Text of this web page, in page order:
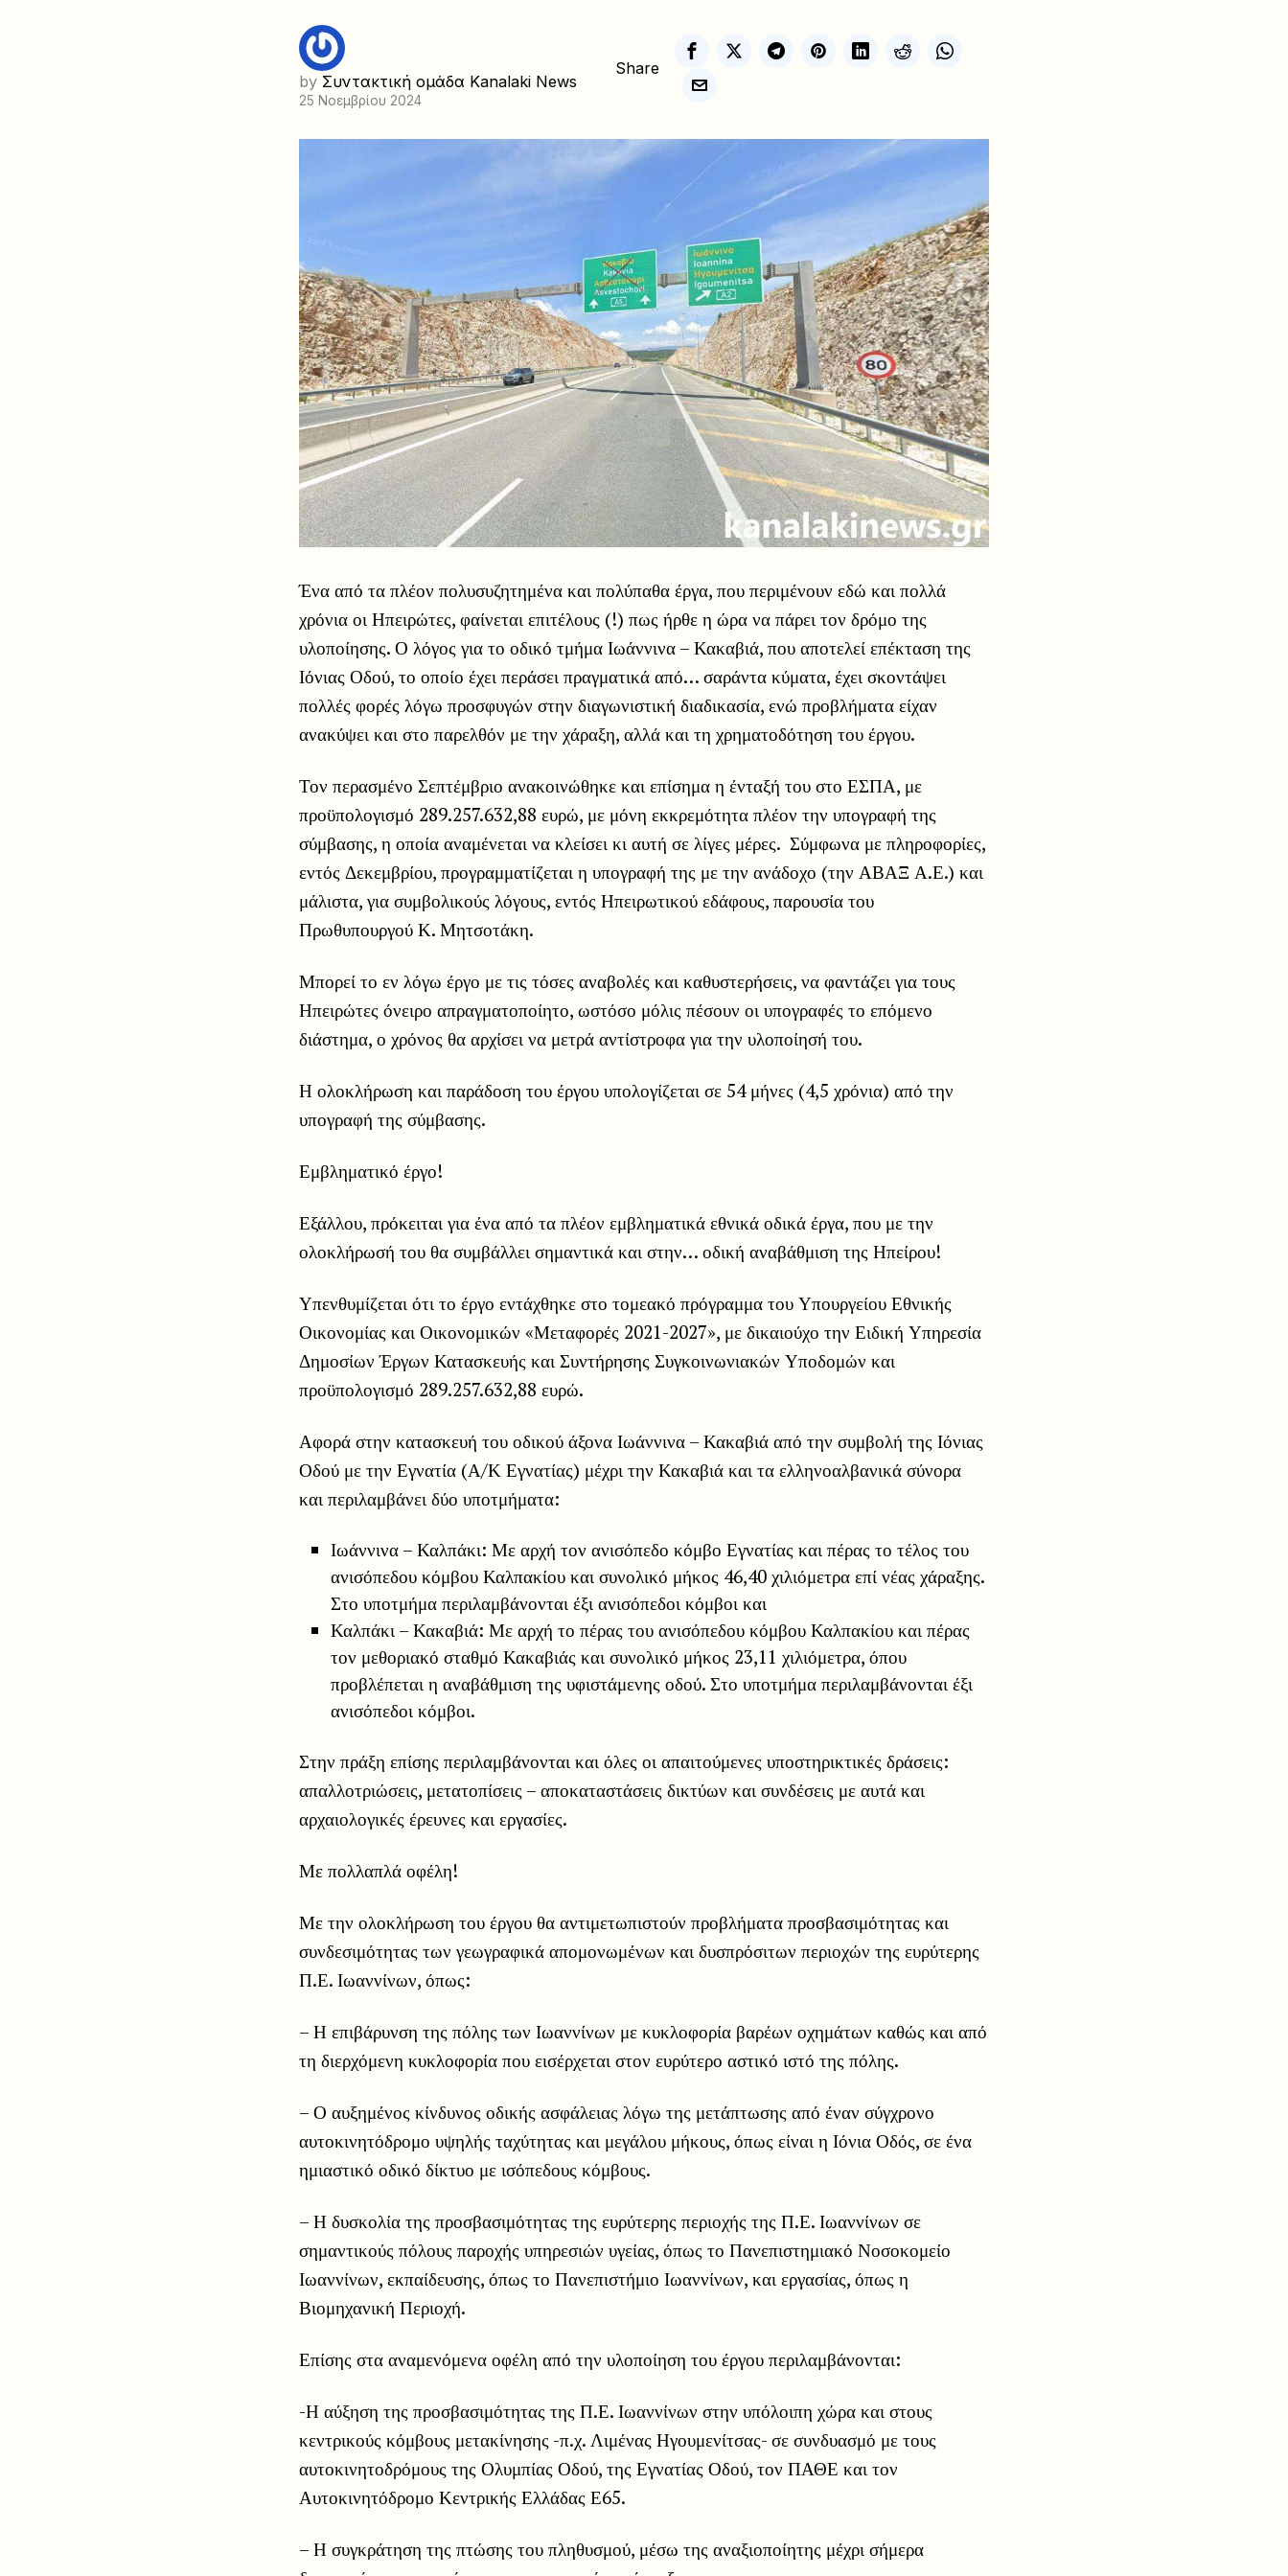
by Συντακτική ομάδα Kanalaki News
25 Νοεμβρίου 2024
Share
Ένα από τα πλέον πολυσυζητημένα και πολύπαθα έργα, που περιμένουν εδώ και πολλά
χρόνια οι Ηπειρώτες, φαίνεται επιτέλους (!) πως ήρθε η ώρα να πάρει τον δρόμο της
υλοποίησης. Ο λόγος για το οδικό τμήμα Ιωάννινα – Κακαβιά, που αποτελεί επέκταση της
Ιόνιας Οδού, το οποίο έχει περάσει πραγματικά από… σαράντα κύματα, έχει σκοντάψει
πολλές φορές λόγω προσφυγών στην διαγωνιστική διαδικασία, ενώ προβλήματα είχαν
ανακύψει και στο παρελθόν με την χάραξη, αλλά και τη χρηματοδότηση του έργου.
Τον περασμένο Σεπτέμβριο ανακοινώθηκε και επίσημα η ένταξή του στο ΕΣΠΑ, με
προϋπολογισμό 289.257.632,88 ευρώ, με μόνη εκκρεμότητα πλέον την υπογραφή της
σύμβασης, η οποία αναμένεται να κλείσει κι αυτή σε λίγες μέρες. Σύμφωνα με πληροφορίες,
εντός Δεκεμβρίου, προγραμματίζεται η υπογραφή της με την ανάδοχο (την ΑΒΑΞ Α.Ε.) και
μάλιστα, για συμβολικούς λόγους, εντός Ηπειρωτικού εδάφους, παρουσία του
Πρωθυπουργού Κ. Μητσοτάκη.
Μπορεί το εν λόγω έργο με τις τόσες αναβολές και καθυστερήσεις, να φαντάζει για τους
Ηπειρώτες όνειρο απραγματοποίητο, ωστόσο μόλις πέσουν οι υπογραφές το επόμενο
διάστημα, ο χρόνος θα αρχίσει να μετρά αντίστροφα για την υλοποίησή του.
Η ολοκλήρωση και παράδοση του έργου υπολογίζεται σε 54 μήνες (4,5 χρόνια) από την
υπογραφή της σύμβασης.
Εμβληματικό έργο!
Εξάλλου, πρόκειται για ένα από τα πλέον εμβληματικά εθνικά οδικά έργα, που με την
ολοκλήρωσή του θα συμβάλλει σημαντικά και στην… οδική αναβάθμιση της Ηπείρου!
Υπενθυμίζεται ότι το έργο εντάχθηκε στο τομεακό πρόγραμμα του Υπουργείου Εθνικής
Οικονομίας και Οικονομικών «Μεταφορές 2021-2027», με δικαιούχο την Ειδική Υπηρεσία
Δημοσίων Έργων Κατασκευής και Συντήρησης Συγκοινωνιακών Υποδομών και
προϋπολογισμό 289.257.632,88 ευρώ.
Αφορά στην κατασκευή του οδικού άξονα Ιωάννινα – Κακαβιά από την συμβολή της Ιόνιας
Οδού με την Εγνατία (Α/Κ Εγνατίας) μέχρι την Κακαβιά και τα ελληνοαλβανικά σύνορα
και περιλαμβάνει δύο υποτμήματα:
Ιωάννινα – Καλπάκι: Με αρχή τον ανισόπεδο κόμβο Εγνατίας και πέρας το τέλος του
ανισόπεδου κόμβου Καλπακίου και συνολικό μήκος 46,40 χιλιόμετρα επί νέας χάραξης.
Στο υποτμήμα περιλαμβάνονται έξι ανισόπεδοι κόμβοι και
Καλπάκι – Κακαβιά: Με αρχή το πέρας του ανισόπεδου κόμβου Καλπακίου και πέρας
τον μεθοριακό σταθμό Κακαβιάς και συνολικό μήκος 23,11 χιλιόμετρα, όπου
προβλέπεται η αναβάθμιση της υφιστάμενης οδού. Στο υποτμήμα περιλαμβάνονται έξι
ανισόπεδοι κόμβοι.
Στην πράξη επίσης περιλαμβάνονται και όλες οι απαιτούμενες υποστηρικτικές δράσεις:
απαλλοτριώσεις, μετατοπίσεις – αποκαταστάσεις δικτύων και συνδέσεις με αυτά και
αρχαιολογικές έρευνες και εργασίες.
Με πολλαπλά οφέλη!
Με την ολοκλήρωση του έργου θα αντιμετωπιστούν προβλήματα προσβασιμότητας και
συνδεσιμότητας των γεωγραφικά απομονωμένων και δυσπρόσιτων περιοχών της ευρύτερης
Π.Ε. Ιωαννίνων, όπως:
– Η επιβάρυνση της πόλης των Ιωαννίνων με κυκλοφορία βαρέων οχημάτων καθώς και από
τη διερχόμενη κυκλοφορία που εισέρχεται στον ευρύτερο αστικό ιστό της πόλης.
– Ο αυξημένος κίνδυνος οδικής ασφάλειας λόγω της μετάπτωσης από έναν σύγχρονο
αυτοκινητόδρομο υψηλής ταχύτητας και μεγάλου μήκους, όπως είναι η Ιόνια Οδός, σε ένα
ημιαστικό οδικό δίκτυο με ισόπεδους κόμβους.
– Η δυσκολία της προσβασιμότητας της ευρύτερης περιοχής της Π.Ε. Ιωαννίνων σε
σημαντικούς πόλους παροχής υπηρεσιών υγείας, όπως το Πανεπιστημιακό Νοσοκομείο
Ιωαννίνων, εκπαίδευσης, όπως το Πανεπιστήμιο Ιωαννίνων, και εργασίας, όπως η
Βιομηχανική Περιοχή.
Επίσης στα αναμενόμενα οφέλη από την υλοποίηση του έργου περιλαμβάνονται:
-Η αύξηση της προσβασιμότητας της Π.Ε. Ιωαννίνων στην υπόλοιπη χώρα και στους
κεντρικούς κόμβους μετακίνησης -π.χ. Λιμένας Ηγουμενίτσας- σε συνδυασμό με τους
αυτοκινητοδρόμους της Ολυμπίας Οδού, της Εγνατίας Οδού, τον ΠΑΘΕ και τον
Αυτοκινητόδρομο Κεντρικής Ελλάδας Ε65.
– Η συγκράτηση της πτώσης του πληθυσμού, μέσω της αναξιοποίητης μέχρι σήμερα